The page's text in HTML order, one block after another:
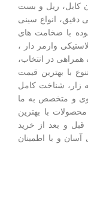
کابل، ریل و بست
دقیق، انواع سینی
با ضخامت های
وارمر دار ،
در انتخاب،
با بهترین قیمت
30 ساله در لاله زار، شناخت کامل
قوی و متخصص به ما
با بهترین
قبل و بعد از خرید
و با اطمینان